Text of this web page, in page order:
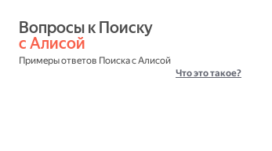
с Алисой
Примеры ответов Поиска с Алисой
Что это такое?